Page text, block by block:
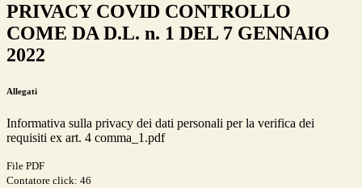
PRIVACY COVID CONTROLLO
COME DA D.L. n. 1 DEL 7 GENNAIO
2022
Allegati
Informativa sulla privacy dei dati personali per la verifica dei
requisiti ex art. 4 comma_1.pdf
File PDF
Contatore click: 46